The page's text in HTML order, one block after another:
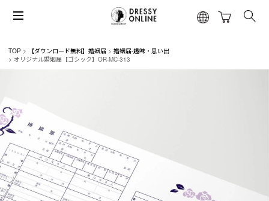
TOP 【ダウンロード無料】婚姻届
婚姻届-趣味・思い出
オリジナル婚姻届【ゴシック】OR-MC-313